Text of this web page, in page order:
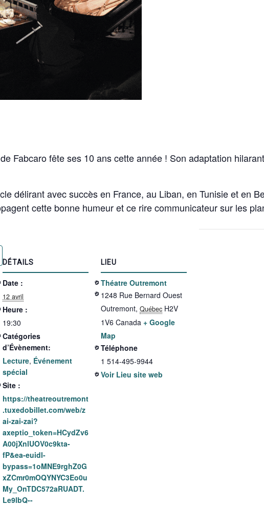
Fabcaro fête ses 10 ans cette année ! Son adaptation
délirant avec succès en France, au Liban, en Tunisie et en
cette bonne humeur et ce rire communicateur sur les
DÉTAILS
Date :
12 avril
Heure :
19:30
Catégories
d’Évènement:
Lecture, Événement
spécial
Site :
https://theatreoutremont
.tuxedobillet.com/web/z
ai-zai-zai?
axeptio_token=HCydZv6
A00jXnlUOV0c9kta-
fP&ea-euidl-
bypass=1oMNE9rghZ0G
xZCmr0mOQYNYC3Eo0u
My_OnTDC572aRUADT.
Le9lbQ--
LIEU
Théatre Outremont
1248 Rue Bernard Ouest
Outremont, Québec H2V
1V6 Canada + Google
Map
Téléphone
1 514-495-9944
Voir Lieu site web